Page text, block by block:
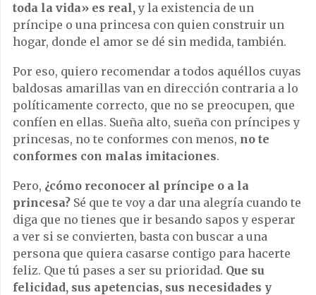
toda la vida» es real,y la existencia de un
príncipe o una princesa con quien construir un
hogar, donde el amor se dé sin medida, también.
Por eso, quiero recomendar a todos aquéllos cuyas
baldosas amarillas van en dirección contraria a lo
políticamente correcto, que no se preocupen, que
confíen en ellas. Sueña alto, sueña con príncipes y
princesas, no te conformes con menos, no te
conformes con malas imitaciones.
Pero, ¿cómo reconocer al príncipe o a la
princesa? Sé que te voy a dar una alegría cuando te
diga que no tienes que ir besando sapos y esperar
a ver si se convierten, basta con buscar a una
persona que quiera casarse contigo para hacerte
feliz. Que tú pases a ser su prioridad. Que su
felicidad, sus apetencias, sus necesidades y